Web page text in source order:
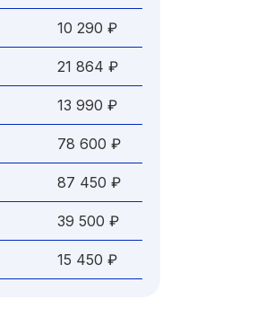
10 290 ₽
21 864 ₽
13 990 ₽
78 600 ₽
87 450 ₽
39 500 ₽
15 450 ₽